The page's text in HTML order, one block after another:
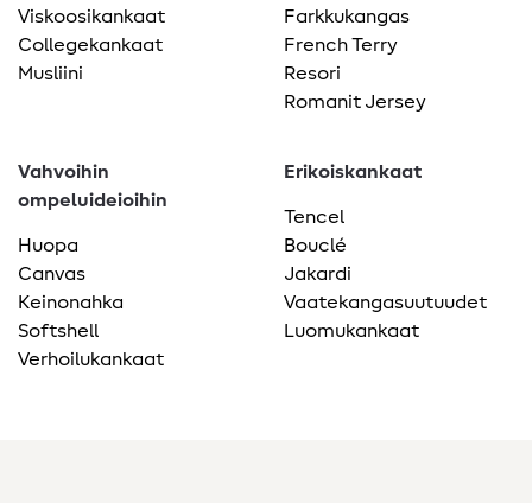
Viskoosikankaat
Collegekankaat
Musliini
Farkkukangas
French Terry
Resori
Romanit Jersey
Vahvoihin
ompeluideioihin
Huopa
Canvas
Keinonahka
Softshell
Verhoilukankaat
Erikoiskankaat
Tencel
Bouclé
Jakardi
Vaatekangasuutuudet
Luomukankaat